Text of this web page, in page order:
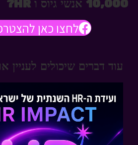
10,000 אנשי גיוס ו HR?
לחצו כאן
עוד דברים שיכולים לעניין